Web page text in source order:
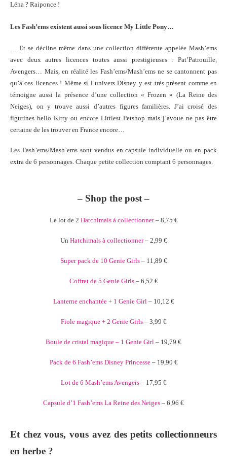
Léna ? Raiponce !
Les Fash’ems existent aussi sous licence My Little Pony…
… Et se décline même dans une collection différente appelée Mash’ems
avec deux autres licences toutes aussi prestigieuses : Pat’Patrouille,
Avengers… Mais, en réalité les Fash’ems/Mash’ems ne se cantonnent pas
qu’à ces licences ! Même si l’univers Disney y est très présent comme en
témoigne aussi la présence d’une collection « Frozen » (La Reine des
Neiges), on y trouve aussi d’autres figures familières. J’ai croisé des
figurines hello Kitty ou encore Littlest Petshop mais j’avoue ne pas être
certaine de les trouver en France encore…
Les Fash’ems/Mash’ems sont vendus en capsule individuelle ou en pack
extra de 6 personnages. Chaque petite collection comptant 6 personnages.
– Shop the post –
Le lot de 2 Hatchimals à collectionner– 8,75 €
Un Hatchimals à collectionner– 2,99 €
Super pack de 10 Genie Girls – 11,89 €
Coffret de 5 Genie Girls– 6,52 €
Lanterne enchantée + 1 Genie Girl– 10,12 €
Fiole magique + 2 Genie Girls– 3,99 €
Boule de cristal magique – 1 Genie Girl – 19,79 €
Pack de 6 Fash’ems Disney Princesse– 19,90 €
Lot de 6 Mash’ems Avengers– 17,95 €
Capsule d’1 Fash’ems La Reine des Neiges – 6,96 €
Et chez vous, vous avez des petits collectionneurs
en herbe ?